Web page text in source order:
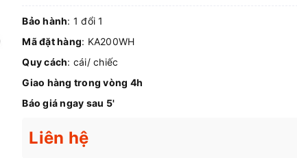
Bảo hành: 1 đổi 1
Mã đặt hàng: KA200WH
Quy cách: cái/ chiếc
Giao hàng trong vòng 4h
Báo giá ngay sau 5'
Liên hệ